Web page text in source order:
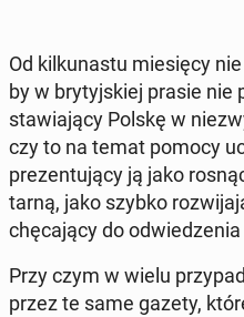
Od kil­ku­na­stu mie­się­cy
by w bry­tyj­skiej prasie nie
sta­wia­ją­cy Polskę w
czy to na temat pomocy
pre­zen­tu­ją­cy ją jako
tar­ną, jako szybko
chę­ca­ją­cy do od­wie­dze­nia
Przy czym w wielu
przez te same gazety,